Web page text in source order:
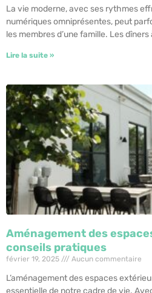
La vie moderne, avec ses rythmes
numériques omniprésentes, peut
les membres d’une famille. Les dîners
Lire la suite »
Aménagement des
conseils pratiques
février 19, 2025 Aucun commentaire
L’aménagement des espaces